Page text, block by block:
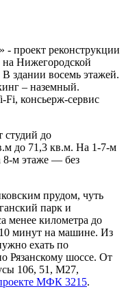
- проект реконструкции
на Нижегородской
здании восемь этажей.
– наземный.
Fi, консьерж-сервис
студий до
до 71,3 кв.м. На 1-7-м
8-м этаже — без
прудом, чуть
парк и
менее километра до
минут на машине. Из
ехать по
Рязанскому шоссе. От
106, 51, М27,
МФК 3215.